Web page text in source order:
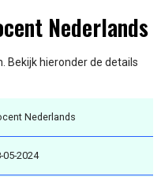
Nederlands
Bekijk hieronder de details
Nederlands
05-2024